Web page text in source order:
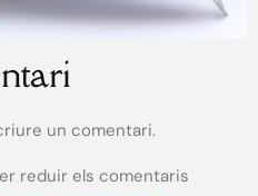
un comentari.
reduir els comentaris